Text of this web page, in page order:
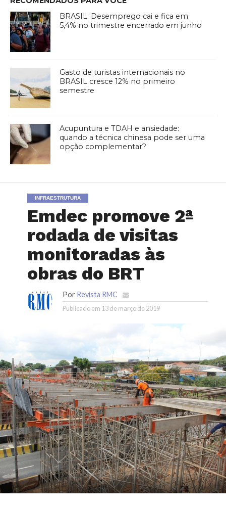
BRASIL: Desemprego cai e fica em
5,4% no trimestre encerrado em junho
Gasto de turistas internacionais no
BRASIL cresce 12% no primeiro
semestre
Acupuntura e TDAH e ansiedade:
quando a técnica chinesa pode ser uma
opção complementar?
INFRAESTRUTURA
Emdec promove 2ª
rodada de visitas
monitoradas às
obras do BRT
Por Revista RMC
Publicado em 13 de março de 2019